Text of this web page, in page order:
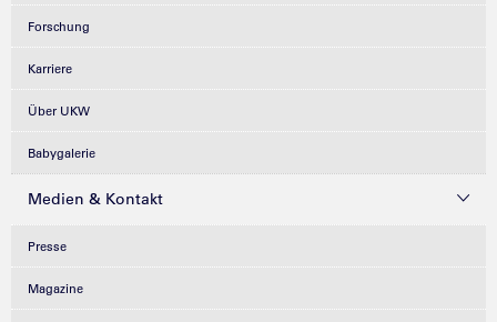
Forschung
Karriere
Über UKW
Babygalerie
Medien & Kontakt
Presse
Magazine